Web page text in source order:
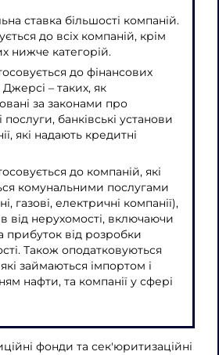
ставка більшості компаній.
до всіх компаній, крім
нижче категорій.
до фінансових
– таких, як
за законами про
послуги, банківські установи
які надають кредитні
до компаній, які
комунальними послугами
газові, електричні компанії),
від нерухомості, включаючи
прибуток від розробки
Також оподатковуються
які займаються імпортом і
нафти, та компанії у сфері
фонди та сек'юритизаційні